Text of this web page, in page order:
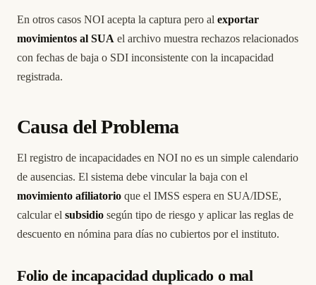
En otros casos NOI acepta la captura pero al exportar
movimientos al SUA el archivo muestra rechazos relacionados
con fechas de baja o SDI inconsistente con la incapacidad
registrada.
Causa del Problema
El registro de incapacidades en NOI no es un simple calendario
de ausencias. El sistema debe vincular la baja con el
movimiento afiliatorio que el IMSS espera en SUA/IDSE,
calcular el subsidio según tipo de riesgo y aplicar las reglas de
descuento en nómina para días no cubiertos por el instituto.
Folio de incapacidad duplicado o mal